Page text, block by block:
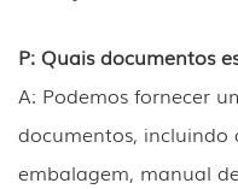
P: Quais documentos
A: Podemos fornecer
documentos, incluindo
embalagem, manual